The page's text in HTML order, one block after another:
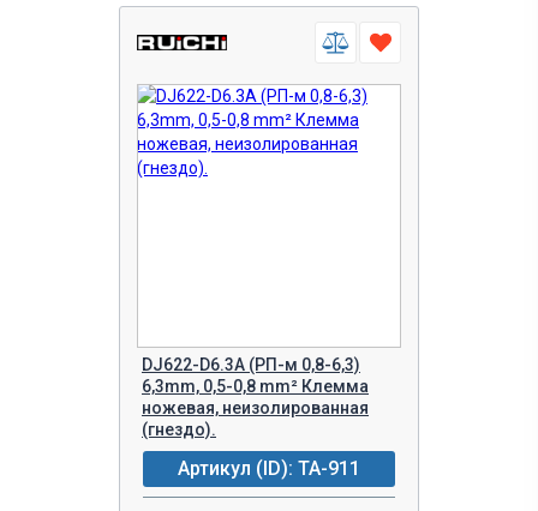
DJ622-D6.3A (РП-м 0,8-6,3)
6,3mm, 0,5-0,8 mm² Клемма
ножевая, неизолированная
(гнездо).
Артикул (ID): TA-911